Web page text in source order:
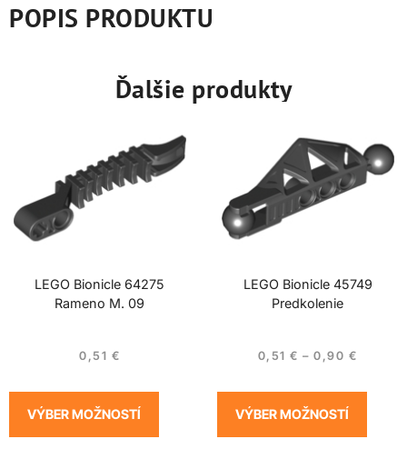
POPIS PRODUKTU
Ďalšie produkty
LEGO Bionicle 64275
Rameno M. 09
0,51 €
VÝBER MOŽNOSTÍ
LEGO Bionicle 45749
Predkolenie
0,51€ – 0,90 €
VÝBER MOŽNOSTÍ